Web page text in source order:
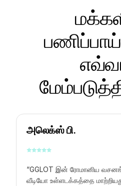
அலெக்ஸ் பி.
⭐⭐⭐⭐⭐
“GGLOT இன் ரோமானிய
வீடியோ உள்ளடக்கத்தை